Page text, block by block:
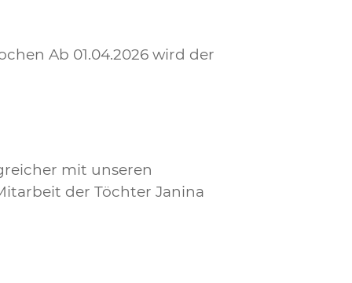
Ab 01.04.2026 wird der
mit unseren
der Töchter Janina